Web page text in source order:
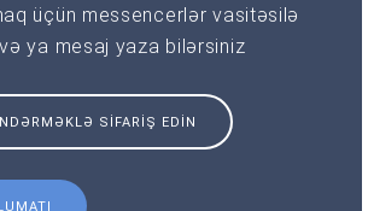
üçün messencerlər vasitəsilə
ya mesaj yaza bilərsiniz
SIFARIŞ EDIN